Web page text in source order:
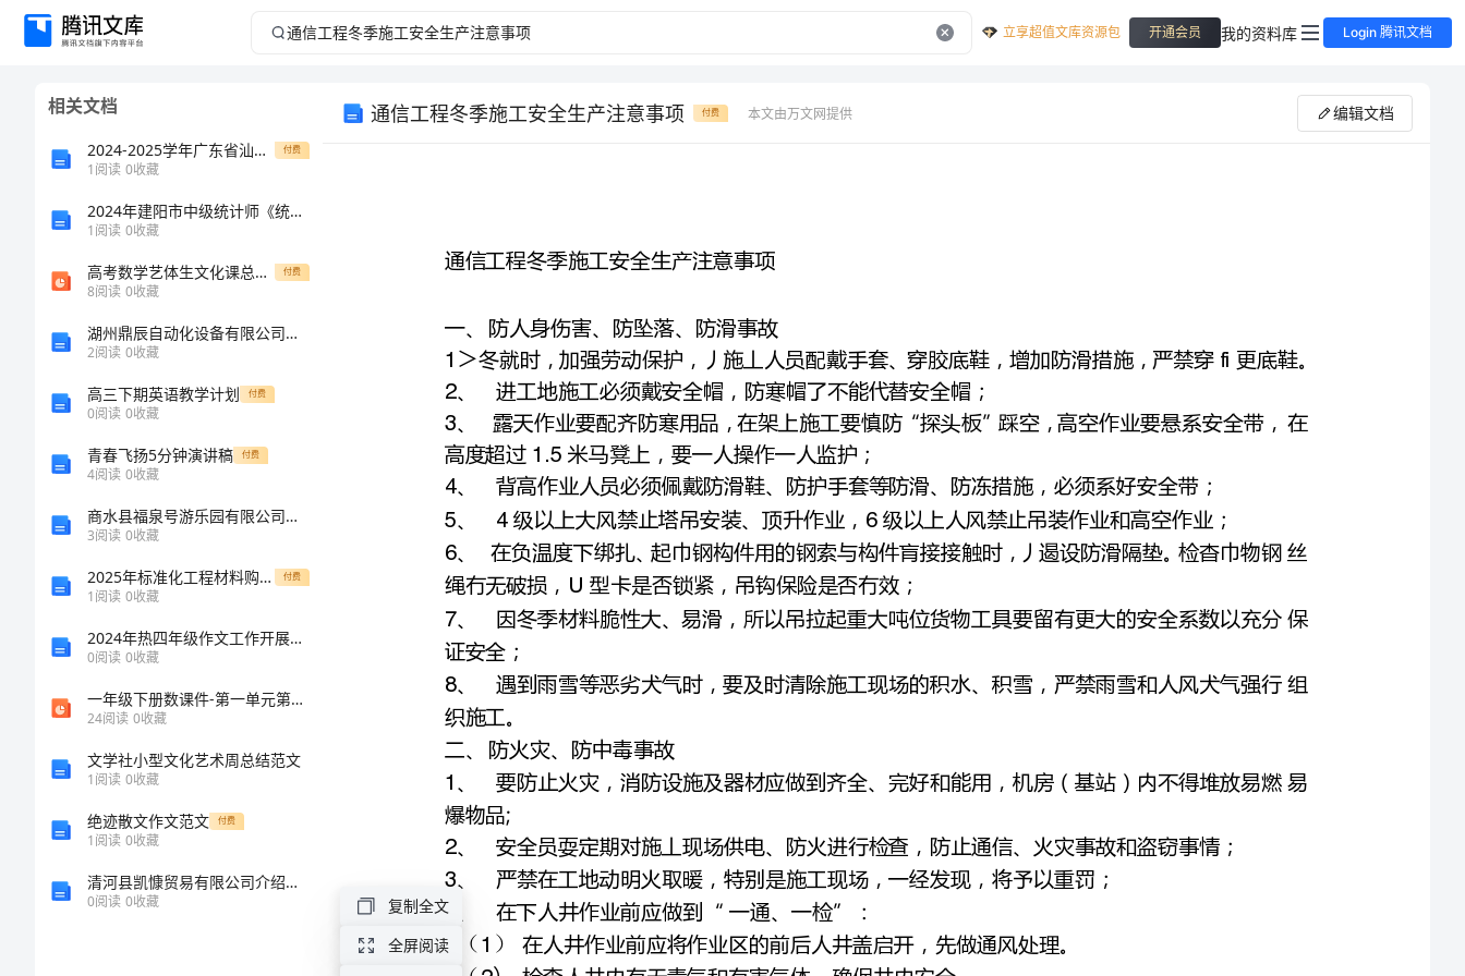
通
立享超值文库资源包 开通会员 我的资料库 Login 腾讯文档
相关文档
2024-2025学年广东省汕头市濠江区八年级上学期1月期末物理教学质量检测模拟试题（含答案） 付费
1阅读 0收藏
2024年建阳市中级统计师《统计基础知识理论及相关知识》临考冲刺试题含解析
1阅读 0收藏
高考数学艺体生文化课总复习第四章三角函数第1节三角函数的概念同角公式诱导公式点金课件 付费
8阅读 0收藏
湖州鼎辰自动化设备有限公司介绍企业发展分析报告
2阅读 0收藏
高三下期英语教学计划 付费
0阅读 0收藏
青春飞扬5分钟演讲稿 付费
4阅读 0收藏
商水县福泉号游乐园有限公司介绍企业发展分析报告
3阅读 0收藏
2025年标准化工程材料购销合同范本 付费
1阅读 0收藏
2024年热四年级作文工作开展情况
0阅读 0收藏
一年级下册数课件-第一单元第1课时 平面图形的认识∣人教新课标 (共8张PPT)
24阅读 0收藏
文学社小型文化艺术周总结范文
1阅读 0收藏
绝迹散文作文范文 付费
1阅读 0收藏
清河县凯慷贸易有限公司介绍企业发展分析报告
0阅读 0收藏
通信工程冬季施工安全生产注意事项 付费 本文由万文网提供 编辑文档
8
通信工程冬季施工安全生产注意事项
2
3
高度超过米马凳上，要一人操作一人监护；
4
6
7
证安全；
复制全文
全屏阅读